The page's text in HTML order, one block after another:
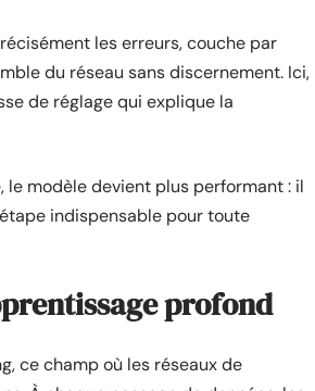
les erreurs, couche par
du réseau sans discernement. Ici,
de réglage qui explique la
le modèle devient plus performant : il
indispensable pour toute
profond
ce champ où les réseaux de